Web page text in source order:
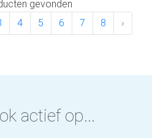
gevonden
4 5 6 7 8 ›
actief op...